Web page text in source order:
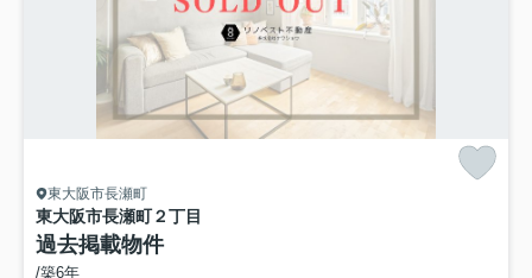
東大阪市長瀬町
東大阪市長瀬町２丁目
過去掲載物件
/築6年